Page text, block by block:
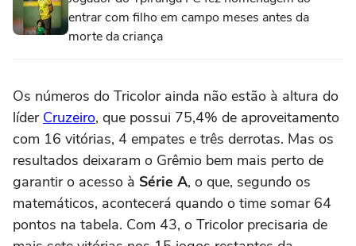
entrar com filho em campo meses antes da
morte da criança
Os números do Tricolor ainda não estão à altura do
líder Cruzeiro, que possui 75,4% de aproveitamento
com 16 vitórias, 4 empates e três derrotas. Mas os
resultados deixaram o Grêmio bem mais perto de
garantir o acesso à Série A, o que, segundo os
matemáticos, acontecerá quando o time somar 64
pontos na tabela. Com 43, o Tricolor precisaria de